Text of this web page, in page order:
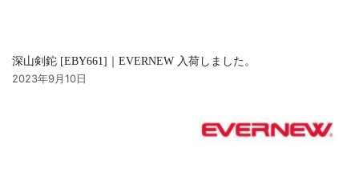
深山剣鉈 [EBY661]｜EVERNEW 入荷しました。
2023年9月10日